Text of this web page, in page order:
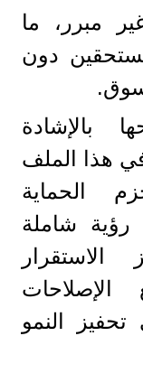
مبرر، ما
دون
بالإشادة
في هذا الملف
الحماية
رؤية شاملة
الاستقرار
الإصلاحات
تحفيز النمو